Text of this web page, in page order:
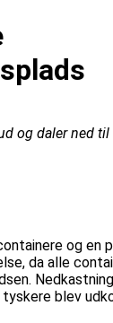
og daler ned
og en
da alle
blev